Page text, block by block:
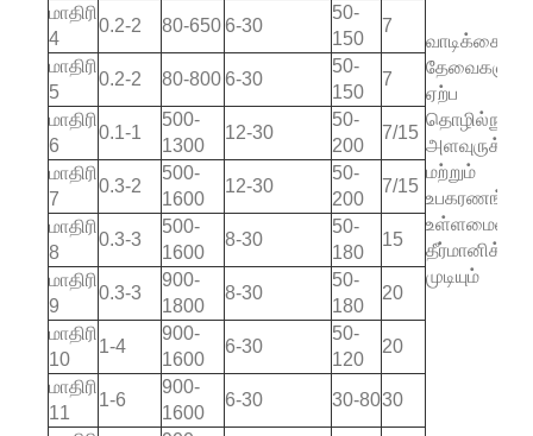
ஏற்ப
தொழில்நுட்ப
அளவுருக்கள்
மற்றும்
உபகரணங்கள்
உள்ளமைவை
தீர்மானிக்க
முடியும்
மாதிரி
4
0.2-2 80-6506-30
50-
150
7
மாதிரி
5
0.2-2 80-8006-30
50-
150
7
மாதிரி
6
0.1-1
500-
1300
12-30
50-
200
7/15
மாதிரி
7
0.3-2
500-
1600
12-30
50-
200
7/15
மாதிரி
8
0.3-3
500-
1600
8-30
50-
180
15
மாதிரி
9
0.3-3
900-
1800
8-30
50-
180
20
மாதிரி
10
1-4
900-
1600
6-30
50-
120
20
மாதிரி
11
1-6
900-
1600
6-30 30-8030